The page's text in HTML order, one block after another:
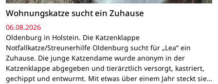
Wohnungskatze sucht ein Zuhause
06.08.2026
Oldenburg in Holstein. Die Katzenklappe
Notfallkatze/Streunerhilfe Oldenburg sucht für „Lea“ ein
Zuhause. Die junge Katzendame wurde anonym in der
Katzenklappe abgegeben und tierärztlich versorgt, kastriert,
gechippt und entwurmt. Mit etwas über einem Jahr steckt sie…